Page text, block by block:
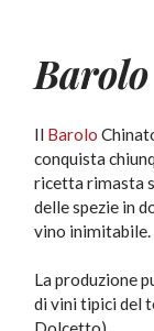
Il Barolo
conquista
ricetta rimasta
delle spezie in
vino inimitabile.
La produzione
di vini tipici del